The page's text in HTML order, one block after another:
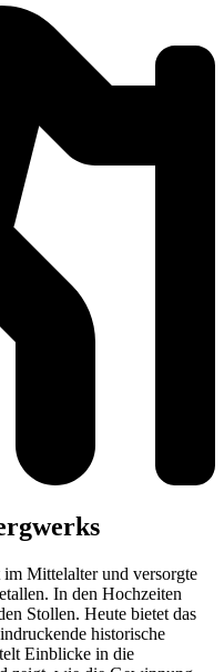
Mittelalter und versorgte
In den Hochzeiten
Stollen. Heute bietet das
historische
Einblicke in die